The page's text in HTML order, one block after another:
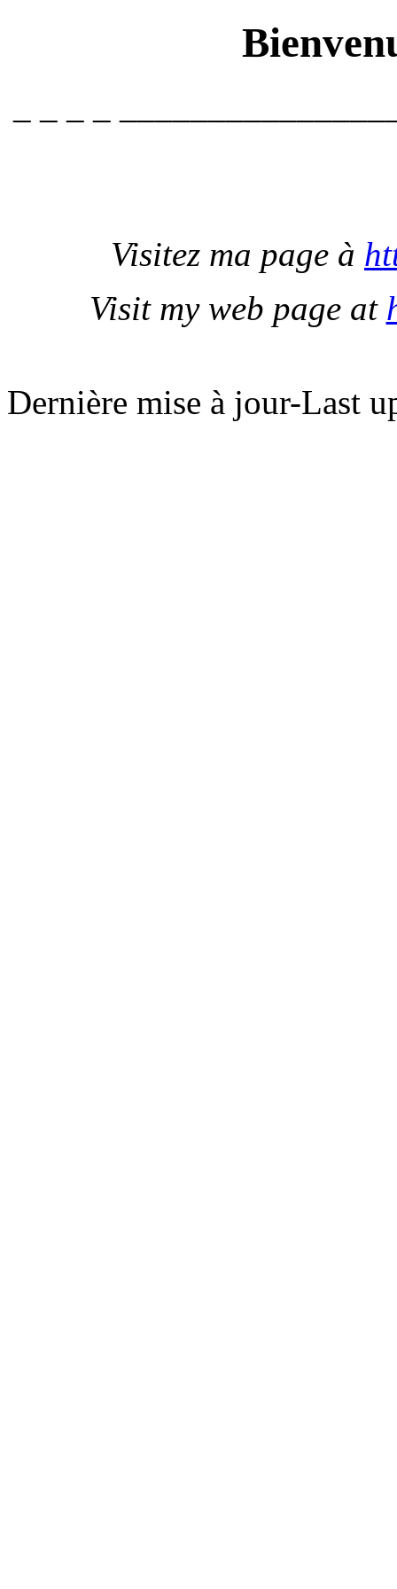
Visitez ma page à
Visit my web page at
Dernière mise à jour-Last